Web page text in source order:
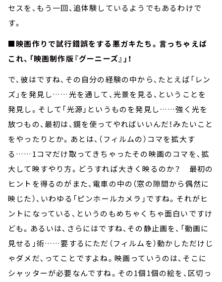
セスを、もう一回、追体験しているようでもあるわけで
す。
■映画作りで試行錯誤をする悪ガキたち。言っちゃえば
これ、「映画制作版『グーニーズ』」！
で、彼はですね、その自分の経験の中から、たとえば「レン
ズ」を発見し……光を通して、光景を見る、ということを
発見し。そして「光源」というものを発見し……強く光を
放つもの、最初は、鏡を使ってやればいいんだ！みたいこと
をやったりとか。あとは、（フィルムの）コマを拡大す
る……1コマだけ取ってきちゃったその映画のコマを、拡
大して映すやり方。どうすれば大きく映るのか？ 最初の
ヒントを得るのがまた、電車の中の（窓の隙間から偶然に
映じた）、いわゆる「ピンホールカメラ」ですね。それがヒ
ントになっている、というのもめちゃくちゃ面白いですけ
ども。あるいは、さらにはですね、その静止画を、「動画に
見せる」術……要するにただ（フィルムを）動かしただけじ
ゃダメだ、ってことですよね。映画っていうのは、そこに
シャッターが必要なんですね。その1個1個の絵を、区切っ